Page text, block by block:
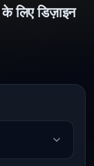
लिए डिज़ाइन